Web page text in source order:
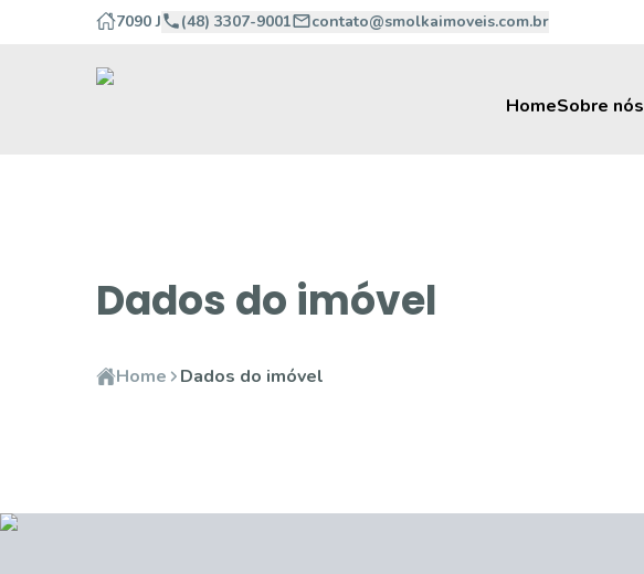
7090 J (48) 3307-9001 contato@smolkaimoveis.com.br
HomeSobre nós
Dados do imóvel
Home Dados do imóvel